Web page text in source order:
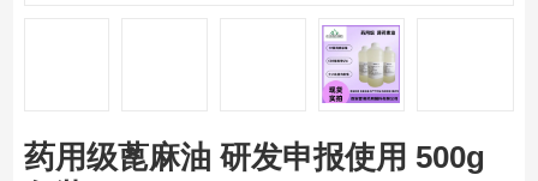
药用级蓖麻油 研发申报使用 500g